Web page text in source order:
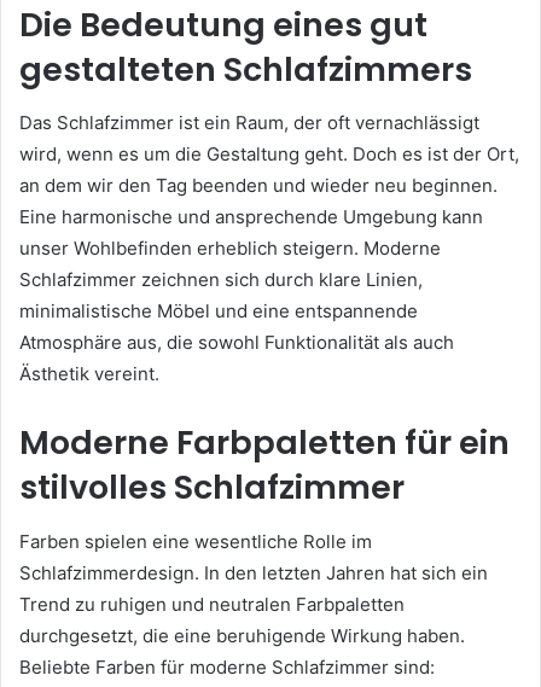
Die Bedeutung eines gut
gestalteten Schlafzimmers
Das Schlafzimmer ist ein Raum, der oft vernachlässigt
wird, wenn es um die Gestaltung geht. Doch es ist der Ort,
an dem wir den Tag beenden und wieder neu beginnen.
Eine harmonische und ansprechende Umgebung kann
unser Wohlbefinden erheblich steigern. Moderne
Schlafzimmer zeichnen sich durch klare Linien,
minimalistische Möbel und eine entspannende
Atmosphäre aus, die sowohl Funktionalität als auch
Ästhetik vereint.
Moderne Farbpaletten für ein
stilvolles Schlafzimmer
Farben spielen eine wesentliche Rolle im
Schlafzimmerdesign. In den letzten Jahren hat sich ein
Trend zu ruhigen und neutralen Farbpaletten
durchgesetzt, die eine beruhigende Wirkung haben.
Beliebte Farben für moderne Schlafzimmer sind: